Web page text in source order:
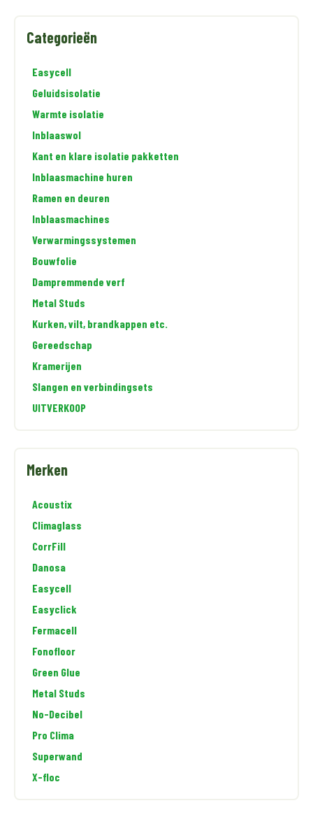
Categorieën
Easycell
Geluidsisolatie
Warmte isolatie
Inblaaswol
Kant en klare isolatie pakketten
Inblaasmachine huren
Ramen en deuren
Inblaasmachines
Verwarmingssystemen
Bouwfolie
Dampremmende verf
Metal Studs
Kurken, vilt, brandkappen etc.
Gereedschap
Kramerijen
Slangen en verbindingsets
UITVERKOOP
Merken
Acoustix
Climaglass
CorrFill
Danosa
Easycell
Easyclick
Fermacell
Fonofloor
Green Glue
Metal Studs
No-Decibel
Pro Clima
Superwand
X-floc